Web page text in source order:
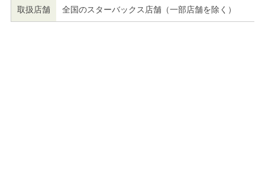
取扱店舗 全国のスターバックス店舗（一部店舗を除く）